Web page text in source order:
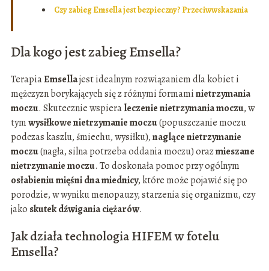
Czy zabieg Emsella jest bezpieczny? Przeciwwskazania
Dla kogo jest zabieg Emsella?
TerapiaEmsellajest idealnym rozwiązaniem dla kobiet i
mężczyzn borykających się z różnymi formaminietrzymania
moczu. Skutecznie wspieraleczenie nietrzymania moczu, w
tymwysiłkowe nietrzymanie moczu(popuszczanie moczu
podczas kaszlu, śmiechu, wysiłku),naglące nietrzymanie
moczu(nagła, silna potrzeba oddania moczu) orazmieszane
nietrzymanie moczu. To doskonała pomoc przy ogólnym
osłabieniu mięśni dna miednicy, które może pojawić się po
porodzie, w wyniku menopauzy, starzenia się organizmu, czy
jako skutek dźwigania ciężarów.
Jak działa technologia HIFEM w fotelu
Emsella?